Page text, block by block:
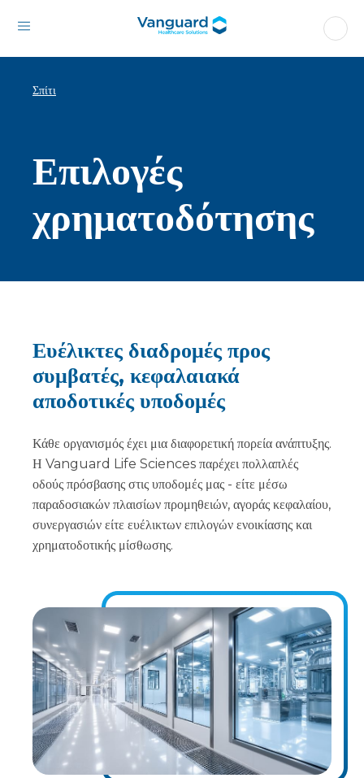
Σπίτι
Επιλογές
χρηματοδότησης
Ευέλικτες διαδρομές προς
συμβατές, κεφαλαιακά
αποδοτικές υποδομές
Κάθε οργανισμός έχει μια διαφορετική πορεία ανάπτυξης.
Η Vanguard Life Sciences παρέχει πολλαπλές
οδούς πρόσβασης στις υποδομές μας - είτε μέσω
παραδοσιακών πλαισίων προμηθειών, αγοράς κεφαλαίου,
συνεργασιών είτε ευέλικτων επιλογών ενοικίασης και
χρηματοδοτικής μίσθωσης.